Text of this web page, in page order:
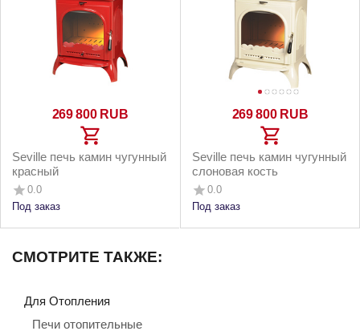
269 800 RUB
Seville печь камин чугунный
красный
0.0
Под заказ
269 800 RUB
Seville печь камин чугунный
слоновая кость
0.0
Под заказ
СМОТРИТЕ ТАКЖЕ:
Для Отопления
Печи отопительные